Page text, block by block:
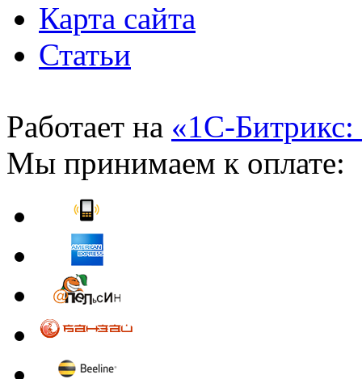
Карта сайта
Статьи
Работает на «1С-Битрикс:
Мы принимаем к оплате: